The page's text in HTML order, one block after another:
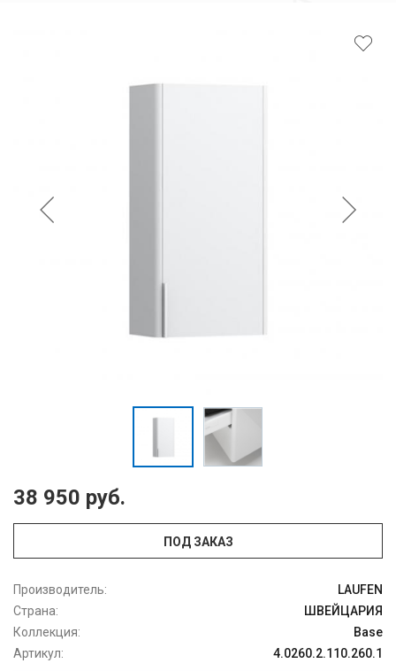
38 950 руб.
ПОД ЗАКАЗ
Производитель:
LAUFEN
Страна:
ШВЕЙЦАРИЯ
Коллекция:
Base
Артикул:
4.0260.2.110.260.1